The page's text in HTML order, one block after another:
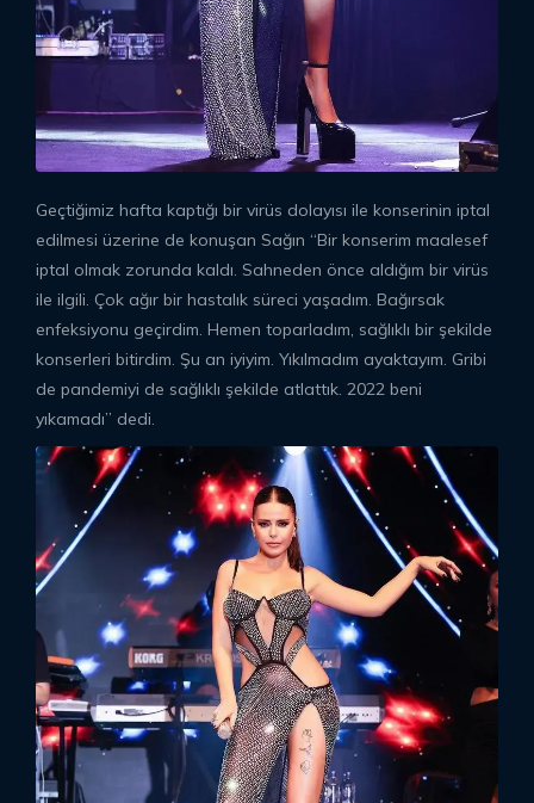
Geçtiğimiz hafta kaptığı bir virüs dolayısı ile konserinin iptal
edilmesi üzerine de konuşan Sağın “Bir konserim maalesef
iptal olmak zorunda kaldı. Sahneden önce aldığım bir virüs
ile ilgili. Çok ağır bir hastalık süreci yaşadım. Bağırsak
enfeksiyonu geçirdim. Hemen toparladım, sağlıklı bir şekilde
konserleri bitirdim. Şu an iyiyim. Yıkılmadım ayaktayım. Gribi
de pandemiyi de sağlıklı şekilde atlattık. 2022 beni
yıkamadı” dedi.